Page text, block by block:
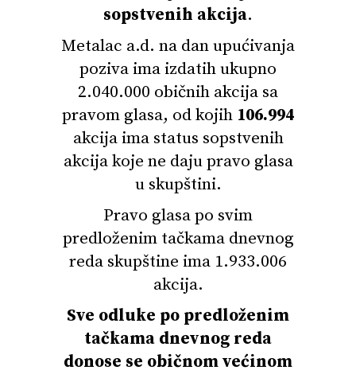
sopstvenih akcija.
Metalac a.d. na dan upućivanja
poziva ima izdatih ukupno
2.040.000 običnih akcija sa
pravom glasa, od kojih 106.994
akcija ima status sopstvenih
akcija koje ne daju pravo glasa
u skupštini.
Pravo glasa po svim
predloženim tačkama dnevnog
reda skupštine ima 1.933.006
akcija.
Sve odluke po predloženim
tačkama dnevnog reda
donose se običnom većinom